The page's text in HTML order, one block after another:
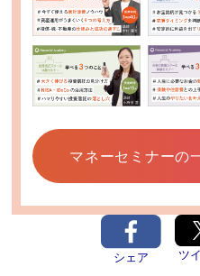
マネーセミナーの
シェア ツ